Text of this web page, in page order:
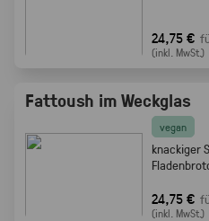
24,75 €
(inkl. MwSt.)
Fattoush im Weckglas
vegan
knackiger
24,75 €
(inkl. MwSt.)